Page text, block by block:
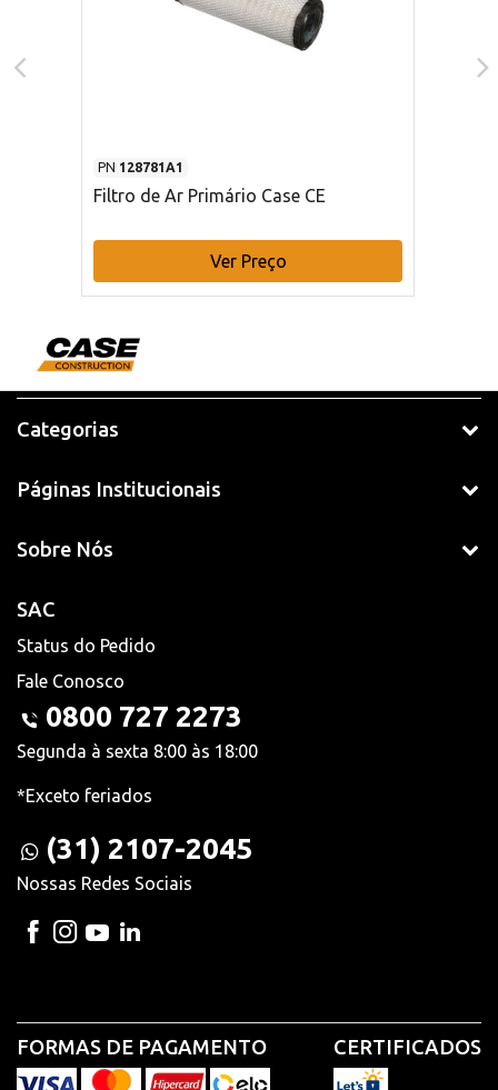
PN 128781A1
Filtro de Ar Primário Case CE
Ver Preço
Categorias
Páginas Institucionais
Sobre Nós
SAC
Status do Pedido
Fale Conosco
0800 727 2273
Segunda à sexta 8:00 às 18:00
*Exceto feriados
(31) 2107-2045
Nossas Redes Sociais
FORMAS DE PAGAMENTO CERTIFICADOS